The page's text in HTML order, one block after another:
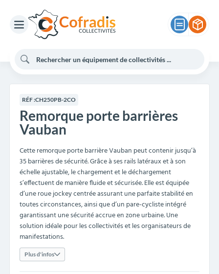
RÉF :CH250PB-2CO
Remorque porte barrières
Vauban
Cette remorque porte barrière Vauban peut contenir jusqu’à
35 barrières de sécurité. Grâce à ses rails latéraux et à son
échelle ajustable, le chargement et le déchargement
s’effectuent de manière fluide et sécurisée. Elle est équipée
d’une roue jockey centrée assurant une parfaite stabilité en
toutes circonstances, ainsi que d’un pare-cycliste intégré
garantissant une sécurité accrue en zone urbaine. Une
solution idéale pour les collectivités et les organisateurs de
manifestations.
Plus d'infos